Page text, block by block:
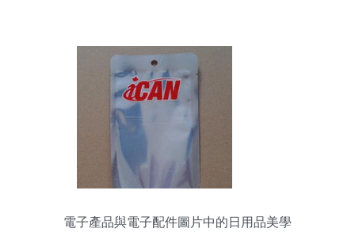
電子產品與電子配件圖片中的日用品美學